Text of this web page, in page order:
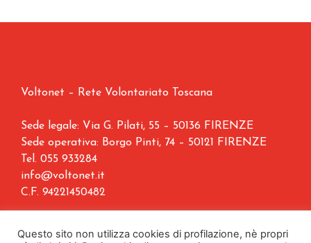
Voltonet – Rete Volontariato Toscana
Sede legale: Via G. Pilati, 55 – 50136 FIRENZE
Sede operativa: Borgo Pinti, 74 – 50121 FIRENZE
Tel. 055 933284
info@voltonet.it
C.F. 94221450482
Questo sito non utilizza cookies di profilazione, nè propri